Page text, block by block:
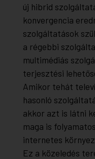
új hibrid
konvergencia
szolgáltatások
a régebbi
multimédiás
terjesztési
Amikor tehát
hasonló
akkor azt is látni
maga is
internetes
Ez a közeledés